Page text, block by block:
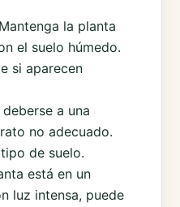
Mantenga la planta
el suelo húmedo.
si aparecen
deberse a una
no adecuado.
de suelo.
está en un
luz intensa, puede